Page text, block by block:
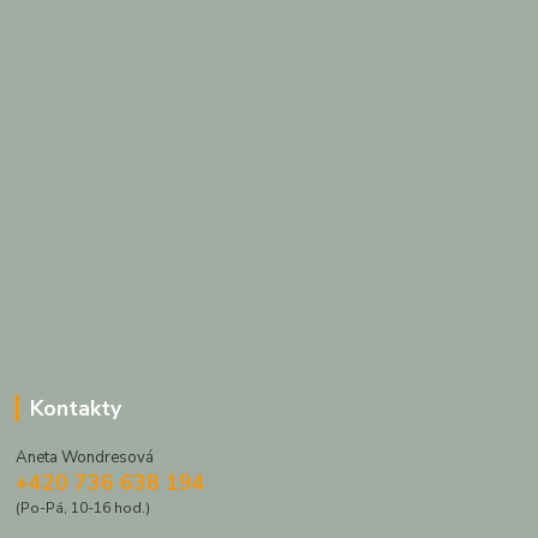
Kontakty
Aneta Wondresová
+420 736 638 194
(Po-Pá, 10-16 hod.)